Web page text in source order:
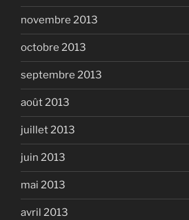
novembre 2013
octobre 2013
septembre 2013
août 2013
juillet 2013
juin 2013
mai 2013
avril 2013